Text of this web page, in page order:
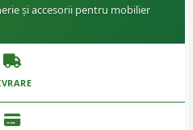
și accesorii pentru mobilier